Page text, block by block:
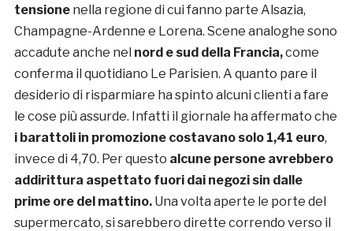
tensionenella regione di cui fanno parte Alsazia,
Champagne-Ardenne e Lorena. Scene analoghe sono
accadute anche nel nord e sud della Francia,come
conferma il quotidiano Le Parisien. A quanto pare il
desiderio di risparmiare ha spinto alcuni clienti a fare
le cose più assurde. Infatti il giornale ha affermato che
i barattoli in promozione costavano solo 1,41 euro,
invece di 4,70. Per questo alcune persone avrebbero
addirittura aspettato fuori dai negozi sin dalle
prime ore del mattino.Una volta aperte le porte del
supermercato, si sarebbero dirette correndo verso il